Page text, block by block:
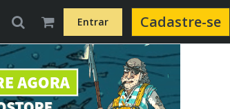
Entrar Cadastre-se